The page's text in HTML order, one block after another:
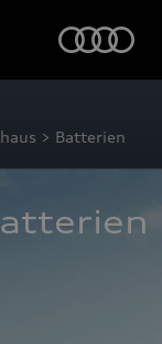
> Batterien